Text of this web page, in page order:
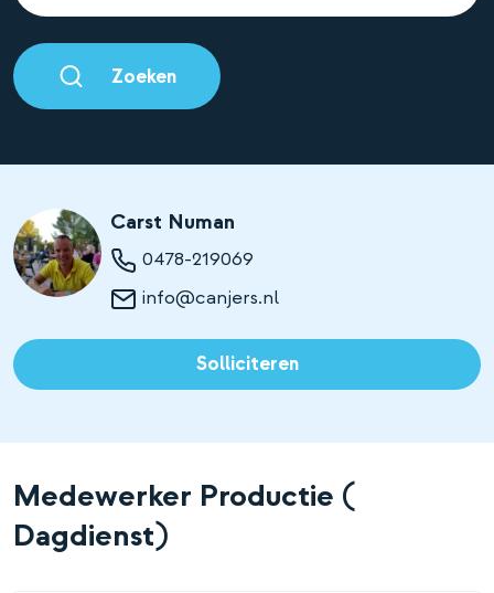
Zoeken
Carst Numan
0478-219069
info@canjers.nl
Solliciteren
Medewerker Productie (
Dagdienst)